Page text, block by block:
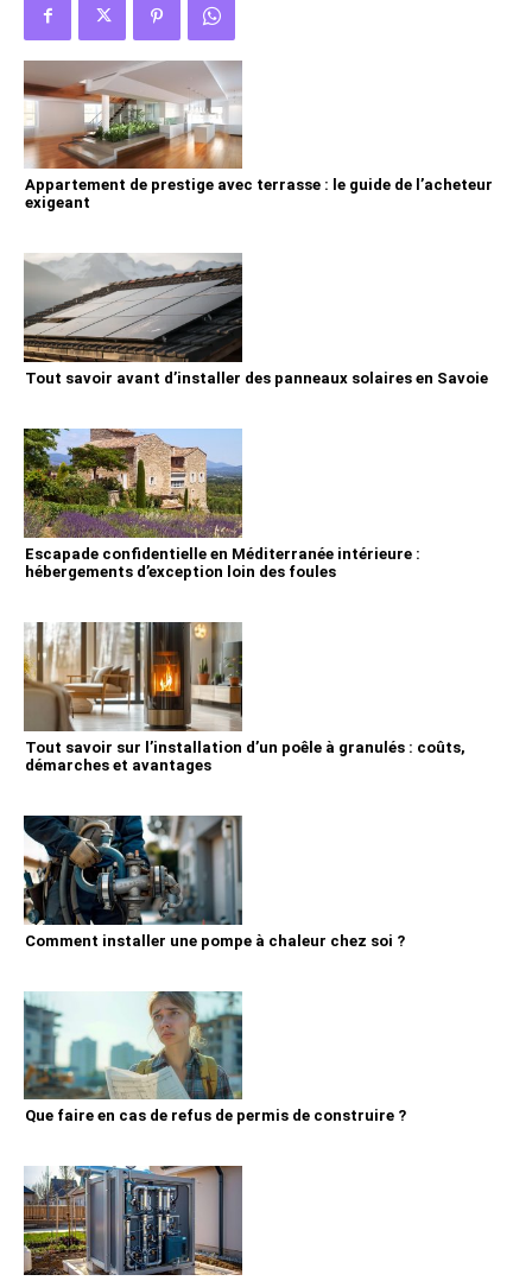
Appartement de prestige avec terrasse : le guide de l’acheteur
exigeant
Tout savoir avant d’installer des panneaux solaires en Savoie
Escapade confidentielle en Méditerranée intérieure :
hébergements d’exception loin des foules
Tout savoir sur l’installation d’un poêle à granulés : coûts,
démarches et avantages
Comment installer une pompe à chaleur chez soi ?
Que faire en cas de refus de permis de construire ?